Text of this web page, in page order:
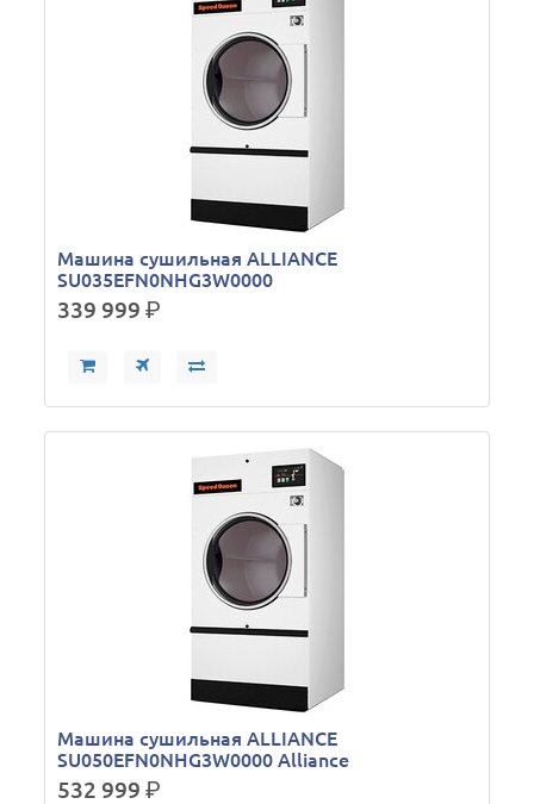
Машина сушильная ALLIANCE
SU035EFN0NHG3W0000
339 999р.
Машина сушильная ALLIANCE
SU050EFN0NHG3W0000 Alliance
532 999р.